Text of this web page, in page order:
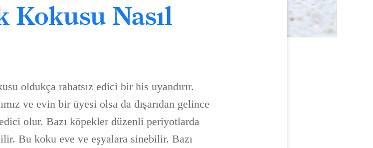
Kokusu Nasıl
oldukça rahatsız edici bir his uyandırır.
ve evin bir üyesi olsa da dışarıdan gelince
olur. Bazı köpekler düzenli periyotlarda
Bu koku eve ve eşyalara sinebilir. Bazı